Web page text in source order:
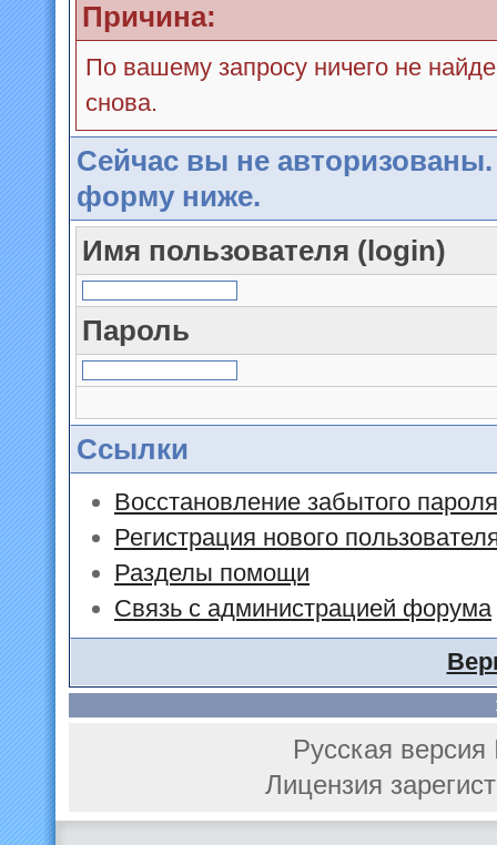
Причина:
По вашему запросу ничего не
снова.
Сейчас вы не
форму ниже.
Имя пользователя (login)
Пароль
Ссылки
Восстановление забытого пароля
Регистрация нового
Разделы помощи
Связь с администрацией форума
Русская
Лицензия